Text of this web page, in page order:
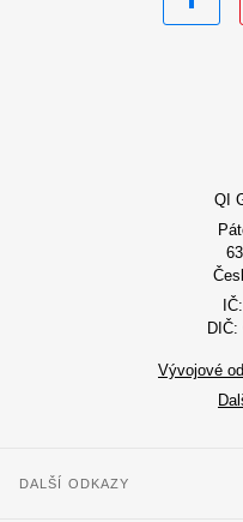
QI
DIČ:
Vývojové
DALŠÍ ODKAZY